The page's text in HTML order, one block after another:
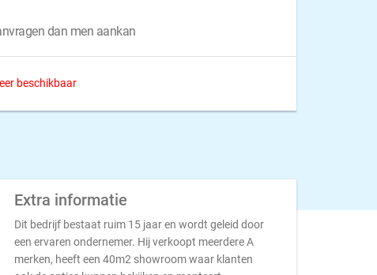
dan men aankan
beschikbaar
Extra informatie
Dit bedrijf bestaat ruim 15 jaar en wordt geleid door
een ervaren ondernemer. Hij verkoopt meerdere A
merken, heeft een 40m2 showroom waar klanten